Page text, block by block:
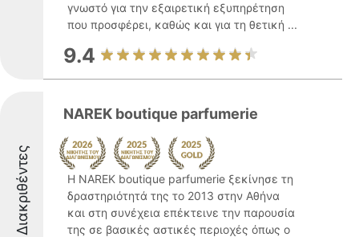
γνωστό για την εξαιρετική εξυπηρέτηση
που προσφέρει, καθώς και για τη θετική ...
9.4
Διακριθέντες
NAREK boutique parfumerie
Η NAREK boutique parfumerie ξεκίνησε τη
δραστηριότητά της το 2013 στην Αθήνα
και στη συνέχεια επέκτεινε την παρουσία
της σε βασικές αστικές περιοχές όπως ο